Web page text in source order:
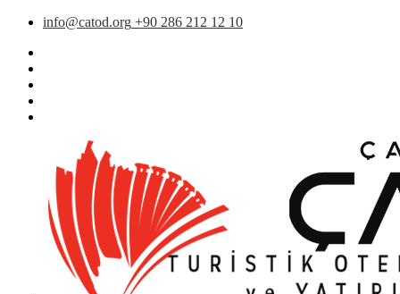
info@catod.org +90 286 212 12 10